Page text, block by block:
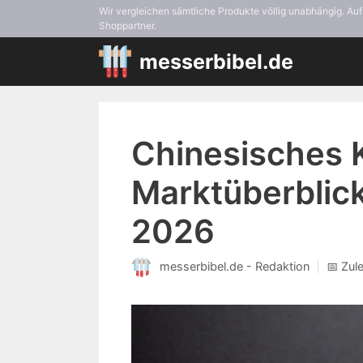
Wir vergleichen sämtliche Produkte völlig unabhängig.
Shoppartner.
messerbibel.de
Chinesisches
2026
messerbibel.de - Redaktion 📅